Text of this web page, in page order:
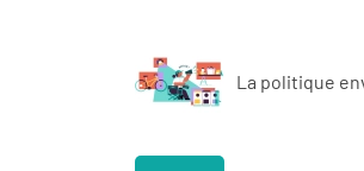
La politique